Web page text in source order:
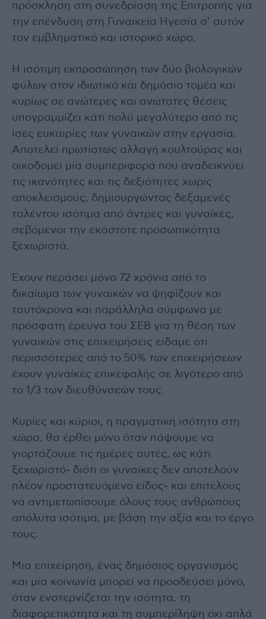
πρόσκληση στη συνεδρίαση της Επιτροπής για
την επένδυση στη Γυναικεία Ηγεσία σ’ αυτόν
τον εμβληματικό και ιστορικό χώρο.
Η ισότιμη εκπροσώπηση των δύο βιολογικών
φύλων στον ιδιωτικό και δημόσιο τομέα και
κυρίως σε ανώτερες και ανώτατες θέσεις
υπογραμμίζει κάτι πολύ μεγαλύτερο από τις
ίσες ευκαιρίες των γυναικών στην εργασία.
Αποτελεί πρωτίστως αλλαγή κουλτούρας και
οικοδομεί μία συμπεριφορά που αναδεικνύει
τις ικανότητες και τις δεξιότητες χωρίς
αποκλεισμούς, δημιουργώντας δεξαμενές
ταλέντου ισότιμα από άντρες και γυναίκες,
σεβόμενοι την εκάστοτε προσωπικότητα
ξεχωριστά.
Έχουν περάσει μόνο 72 χρόνια από το
δικαίωμα των γυναικών να ψηφίζουν και
ταυτόχρονα και παράλληλα σύμφωνα με
πρόσφατη έρευνα του ΣΕΒ για τη θέση των
γυναικών στις επιχειρήσεις είδαμε ότι
περισσότερες από το 50% των επιχειρήσεων
έχουν γυναίκες επικεφαλής σε λιγότερο από
το 1/3 των διευθύνσεών τους.
Κυρίες και κύριοι, η πραγματική ισότητα στη
χώρα, θα έρθει μόνο όταν πάψουμε να
γιορτάζουμε τις ημέρες αυτές, ως κάτι
ξεχωριστό- διότι οι γυναίκες δεν αποτελούν
πλέον προστατευόμενο είδος- και επιτέλους
να αντιμετωπίσουμε όλους τους ανθρώπους
απόλυτα ισότιμα, με βάση την αξία και το έργο
τους.
Μια επιχείρηση, ένας δημόσιος οργανισμός
και μία κοινωνία μπορεί να προοδεύσει μόνο,
όταν ενστερνίζεται την ισότητα, τη
διαφορετικότητα και τη συμπερίληψη όχι απλά